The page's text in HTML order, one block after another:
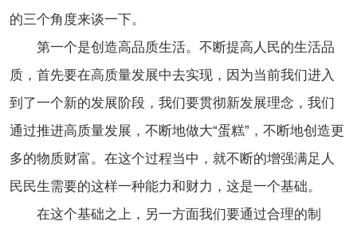
的三个角度来谈一下。
第一个是创造高品质生活。不断提高人民的生活品
质，首先要在高质量发展中去实现，因为当前我们进入
到了一个新的发展阶段，我们要贯彻新发展理念，我们
通过推进高质量发展，不断地做大“蛋糕”，不断地创造更
多的物质财富。在这个过程当中，就不断的增强满足人
民民生需要的这样一种能力和财力，这是一个基础。
在这个基础之上，另一方面我们要通过合理的制